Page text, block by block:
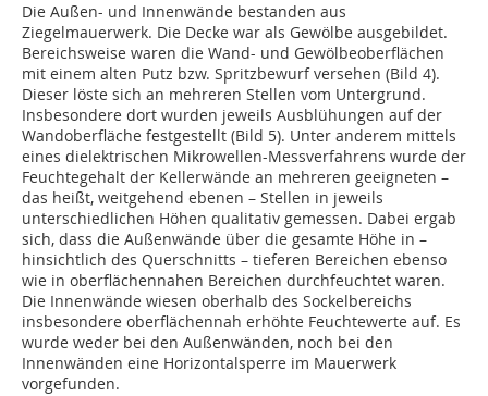
Die Außen- und Innenwände bestanden aus
Ziegelmauerwerk. Die Decke war als Gewölbe ausgebildet.
Bereichsweise waren die Wand- und Gewölbeoberflächen
mit einem alten Putz bzw. Spritzbewurf versehen (Bild 4).
Dieser löste sich an mehreren Stellen vom Untergrund.
Insbesondere dort wurden jeweils Ausblühungen auf der
Wandoberfläche festgestellt (Bild 5). Unter anderem mittels
eines dielektrischen Mikrowellen-Messverfahrens wurde der
Feuchtegehalt der Kellerwände an mehreren geeigneten –
das heißt, weitgehend ebenen – Stellen in jeweils
unterschiedlichen Höhen qualitativ gemessen. Dabei ergab
sich, dass die Außenwände über die gesamte Höhe in –
hinsichtlich des Querschnitts – tieferen Bereichen ebenso
wie in oberflächennahen Bereichen durchfeuchtet waren.
Die Innenwände wiesen oberhalb des Sockelbereichs
insbesondere oberflächennah erhöhte Feuchtewerte auf. Es
wurde weder bei den Außenwänden, noch bei den
Innenwänden eine Horizontalsperre im Mauerwerk
vorgefunden.